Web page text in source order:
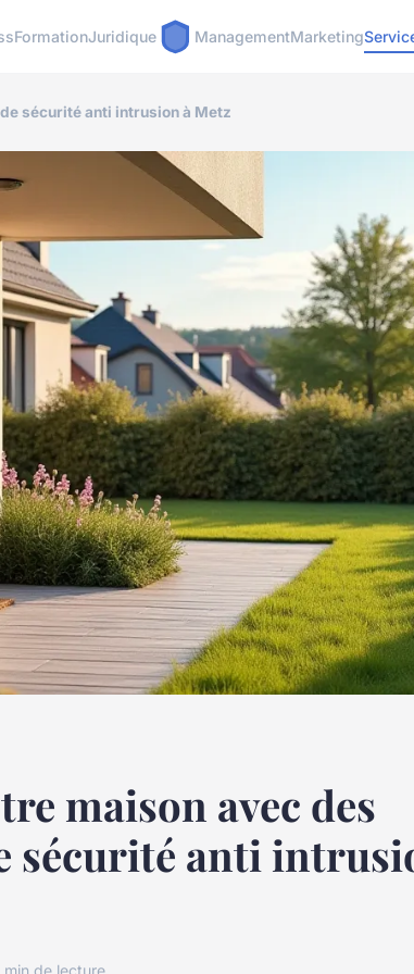
FormationJuridique ManagementMarketing
sécurité anti intrusion à Metz
maison avec des
sécurité anti